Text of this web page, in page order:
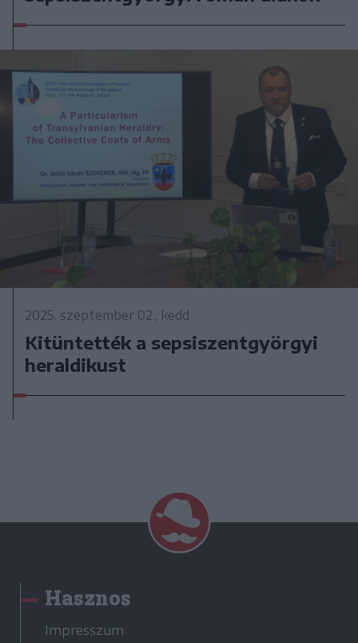
2025. szeptember 02., kedd
Kitüntették a sepsiszentgyörgyi
heraldikust
Hasznos
Impresszum